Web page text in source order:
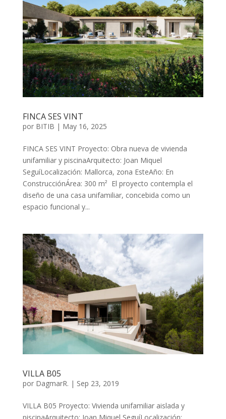
FINCA SES VINT
por BITIB | May 16, 2025
FINCA SES VINT Proyecto: Obra nueva de vivienda
unifamiliar y piscinaArquitecto: Joan Miquel
SeguíLocalización: Mallorca, zona EsteAño: En
ConstrucciónÁrea: 300 m² El proyecto contempla el
diseño de una casa unifamiliar, concebida como un
espacio funcional y...
VILLA B05
por DagmarR. | Sep 23, 2019
VILLA B05 Proyecto: Vivienda unifamiliar aislada y